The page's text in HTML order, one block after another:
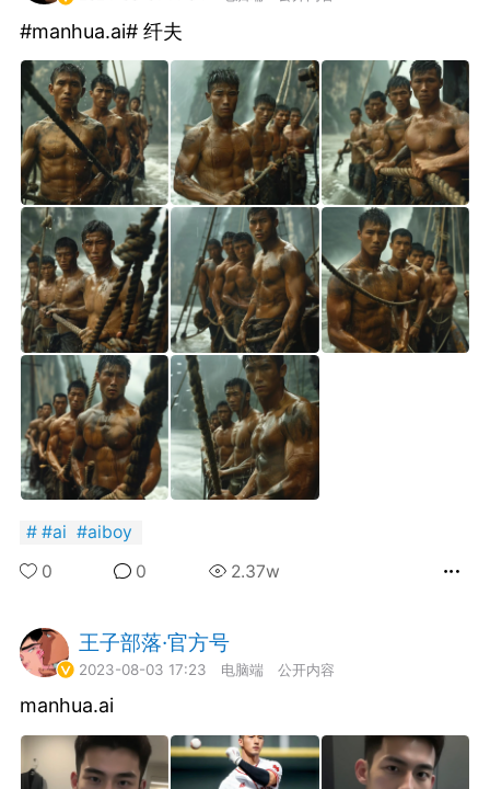
请搜店名：SADBOY 或者
点击此条微博内 橱窗链接?
https://weibo.com/1927538117/
ref=home微信下单 搜小程
序： 绝世宝藏 抖音下单
搜：悲伤男孩 在账号橱窗
内可购
天猫：
超便宜大
！！?小王子官
在天猫 或 淘宝
【PrinceBlog
子出版社
也
3062369367/LxSaV2dqT?
不愧是贝爷。。。。
国王 0
国王
FuckingYoung！BOY集
Steve Rogers’ Outtakes
#manhua.ai# 纤夫 ​​​
#ai #aiboy
0
0 2.37w
王子部落·官方号
2023-08-03 17:23
电脑端 公开内容
manhua.ai